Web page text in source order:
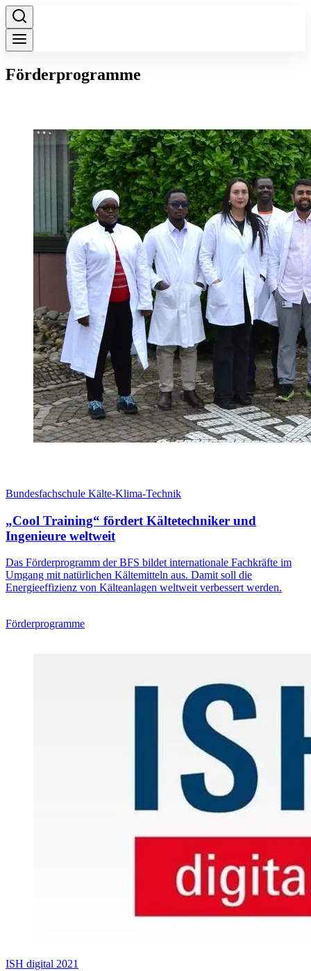
Förderprogramme
Bundesfachschule Kälte-Klima-Technik
„Cool Training“ fördert Kältetechniker und
Ingenieure weltweit
Das Förderprogramm der BFS bildet internationale Fachkräfte im
Umgang mit natürlichen Kältemitteln aus. Damit soll die
Energieeffizienz von Kälteanlagen weltweit verbessert werden.
Förderprogramme
ISH digital 2021